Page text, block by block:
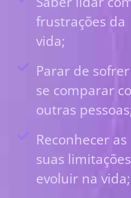
frustrações da
vida;
Parar de
se comparar
outras
Reconhecer as
suas
evoluir na vida;